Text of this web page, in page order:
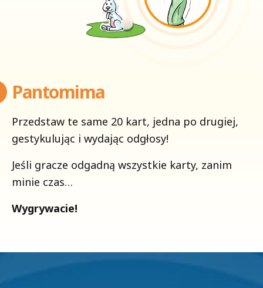
Pantomima
Przedstaw te same 20 kart, jedna po drugiej,
gestykulując i wydając odgłosy!
Jeśli gracze odgadną wszystkie karty, zanim
minie czas…
Wygrywacie!